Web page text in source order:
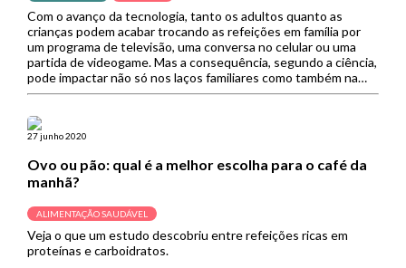
Com o avanço da tecnologia, tanto os adultos quanto as
crianças podem acabar trocando as refeições em família por
um programa de televisão, uma conversa no celular ou uma
partida de videogame. Mas a consequência, segundo a ciência,
pode impactar não só nos laços familiares como também na
saúde e desenvolvimento infantil. Um estudo feito […]
27 junho 2020
Ovo ou pão: qual é a melhor escolha para o café da
manhã?
ALIMENTAÇÃO SAUDÁVEL
Veja o que um estudo descobriu entre refeições ricas em
proteínas e carboidratos.